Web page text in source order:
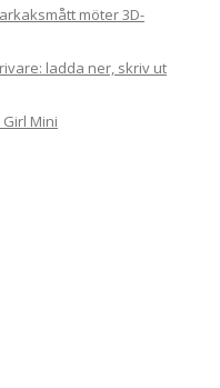
möter 3D-
ladda ner, skriv ut
Mini